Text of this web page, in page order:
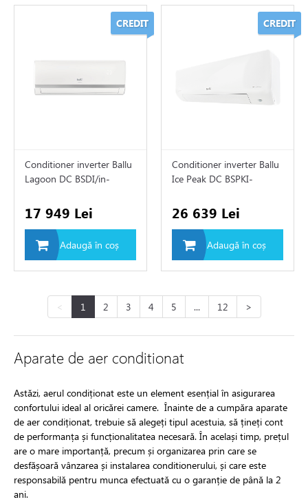
CREDIT
Conditioner inverter Ballu
Lagoon DC BSDI/in-
17 949 Lei
Adaugă în coș
CREDIT
Conditioner inverter Ballu
Ice Peak DC BSPKI-
26 639 Lei
Adaugă în coș
< 1 2 3 4 5 ... 12 >
Aparate de aer conditionat
Astăzi, aerul condiționat este un element esențial în asigurarea
confortului ideal al oricărei camere. Înainte de a cumpăra aparate
de aer condiționat, trebuie să alegeți tipul acestuia, să țineți cont
de performanța și funcționalitatea necesară. În același timp, prețul
are o mare importanță, precum și organizarea prin care se
desfășoară vânzarea și instalarea conditionerului, și care este
responsabilă pentru munca efectuată cu o garanție de până la 2
ani.